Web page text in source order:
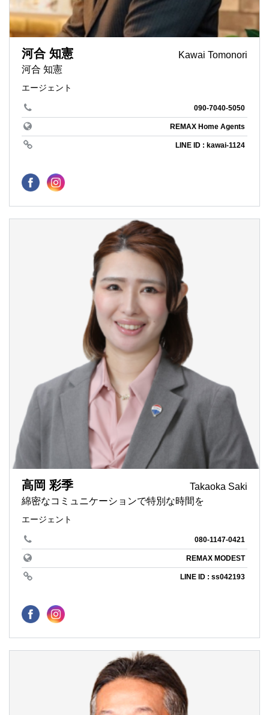
河合 知憲
Kawai Tomonori
河合 知憲
エージェント
090-7040-5050
REMAX Home Agents
LINE ID : kawai-1124
高岡 彩季
Takaoka Saki
綿密なコミュニケーションで特別な時間を
エージェント
080-1147-0421
REMAX MODEST
LINE ID : ss042193